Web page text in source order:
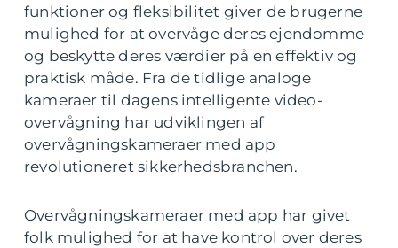
funktioner og fleksibilitet giver de brugerne
mulighed for at overvåge deres ejendomme
og beskytte deres værdier på en effektiv og
praktisk måde. Fra de tidlige analoge
kameraer til dagens intelligente video-
overvågning har udviklingen af
overvågningskameraer med app
revolutioneret sikkerhedsbranchen.
Overvågningskameraer med app har givet
folk mulighed for at have kontrol over deres